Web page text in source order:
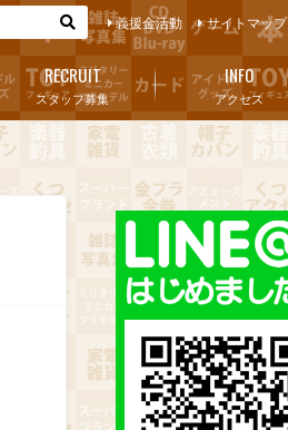
義援金活動 サイトマップ
スタッフ募集
RECRUIT
アクセス
INFO